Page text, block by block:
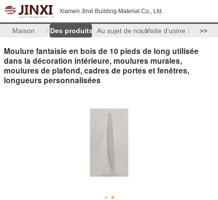
Xiamen Jinxi Building Material Co., Ltd.
Maison Des produits Au sujet de nousVisite d'usine >>
Moulure fantaisie en bois de 10 pieds de long utilisée
dans la décoration intérieure, moulures murales,
moulures de plafond, cadres de portes et fenêtres,
longueurs personnalisées